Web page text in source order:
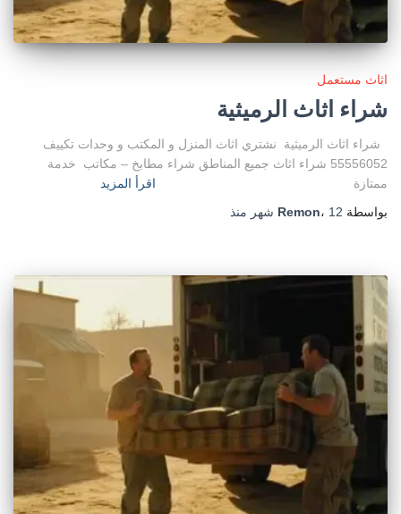
اثاث مستعمل
شراء اثاث الرميثية
شراء اثاث الرميثية نشتري اثاث المنزل و المكتب و وحدات تكييف
55556052 شراء اثاث جميع المناطق شراء مطابخ – مكاتب خدمة
ممتازة
اقرأ المزيد
بواسطة
Remon، 12 شهر منذ